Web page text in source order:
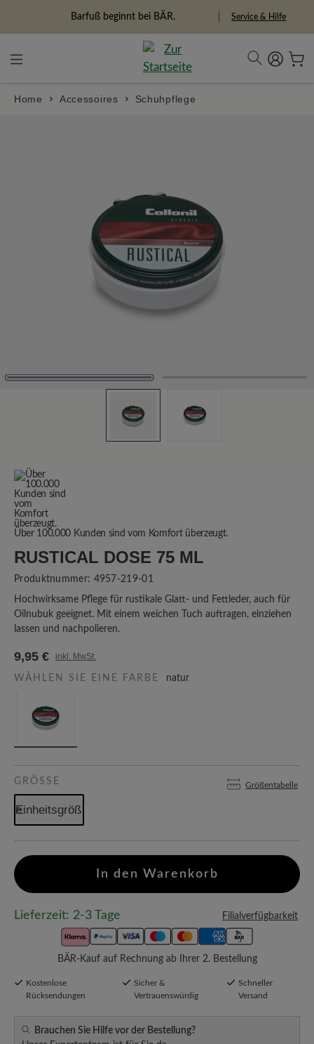
Barfuß beginnt bei BÄR. Service & Hilfe
Home Accessoires Schuhpflege
Über 100.000 Kunden sind vom Komfort überzeugt.
RUSTICAL DOSE 75 ML
Produktnummer: 4957-219-01
Hochwirksame Pflege für rustikale Glatt- und Fettleder, auch für
Oilnubuk geeignet. Mit einem weichen Tuch auftragen, einziehen
lassen und nachpolieren.
9,95 € inkl. MwSt.
WÄHLEN SIE EINE FARBE natur
GRÖSSE Größentabelle
Einheitsgröße
In den Warenkorb
Lieferzeit: 2-3 Tage Filialverfügbarkeit
BÄR-Kauf auf Rechnung ab Ihrer 2. Bestellung
Kostenlose
Rücksendungen
Sicher &
Vertrauenswürdig
Schneller
Versand
Brauchen Sie Hilfe vor der Bestellung?